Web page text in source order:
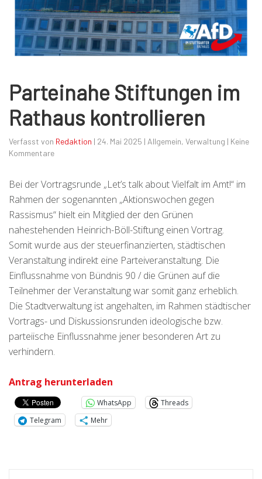
Parteinahe Stiftungen im
Rathaus kontrollieren
Verfasst von Redaktion | 24. Mai 2025 | Allgemein, Verwaltung | Keine
Kommentare
Bei der Vortragsrunde „Let’s talk about Vielfalt im Amt!“ im
Rahmen der sogenannten „Aktionswochen gegen
Rassismus“ hielt ein Mitglied der den Grünen
nahestehenden Heinrich-Böll-Stiftung einen Vortrag.
Somit wurde aus der steuerfinanzierten, städtischen
Veranstaltung indirekt eine Parteiveranstaltung. Die
Einflussnahme von Bündnis 90 / die Grünen auf die
Teilnehmer der Veranstaltung war somit ganz erheblich.
Die Stadtverwaltung ist angehalten, im Rahmen städtischer
Vortrags- und Diskussionsrunden ideologische bzw.
parteiische Einflussnahme jener besonderen Art zu
verhindern.
Antrag herunterladen
WhatsApp
Threads
Telegram
Mehr